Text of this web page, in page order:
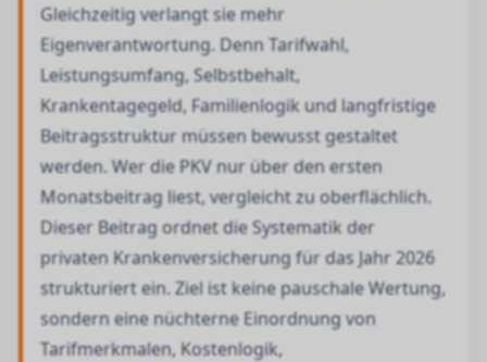
Gleichzeitig verlangt sie mehr
Eigenverantwortung. Denn Tarifwahl,
Leistungsumfang, Selbstbehalt,
Krankentagegeld, Familienlogik und langfristige
Beitragsstruktur müssen bewusst gestaltet
werden. Wer die PKV nur über den ersten
Monatsbeitrag liest, vergleicht zu oberflächlich.
Dieser Beitrag ordnet die Systematik der
privaten Krankenversicherung für das Jahr 2026
strukturiert ein. Ziel ist keine pauschale Wertung,
sondern eine nüchterne Einordnung von
Tarifmerkmalen, Kostenlogik,